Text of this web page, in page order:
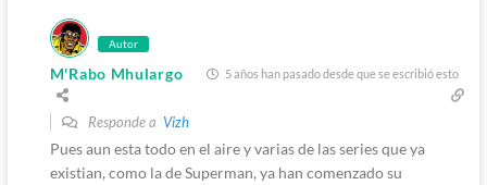
Autor
M'Rabo Mhulargo 5 años han pasado desde que se escribió esto
Responde a Vizh
Pues aun esta todo en el aire y varias de las series que ya
existian, como la de Superman, ya han comenzado su